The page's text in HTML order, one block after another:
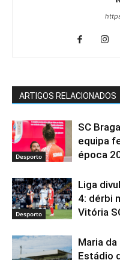
ARTIGOS RELACIONADOS
Desporto
SC
equipa
época
Desporto
Liga
4: dérbi
Vitória
Maria
Estádio